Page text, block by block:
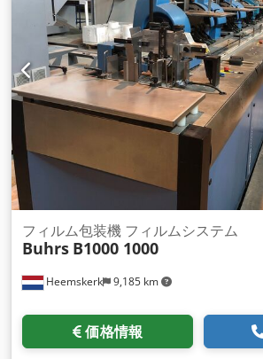
Heemskerk 9,185 km
フィルム包装機 フィルムシステム
Buhrs B1000 1000
価格情報